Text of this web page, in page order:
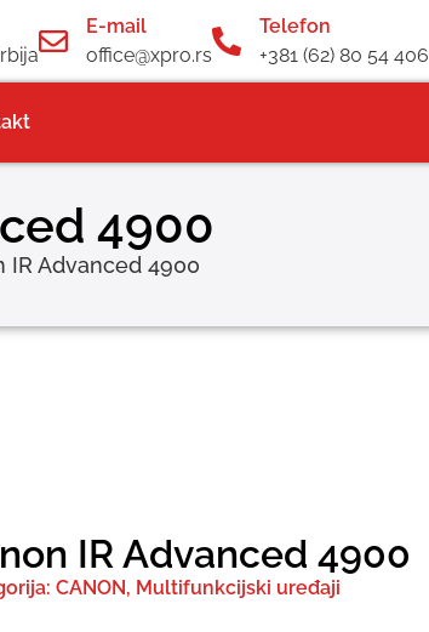
E-mail
office@xpro.rs
Telefon
+381 (62) 80 54 406
4900
IR Advanced 4900
IR Advanced 4900
CANON, Multifunkcijski uređaji